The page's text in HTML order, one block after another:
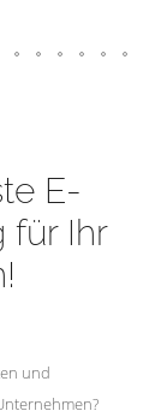
E-
für Ihr
und